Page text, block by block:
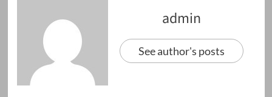
admin
See author's posts